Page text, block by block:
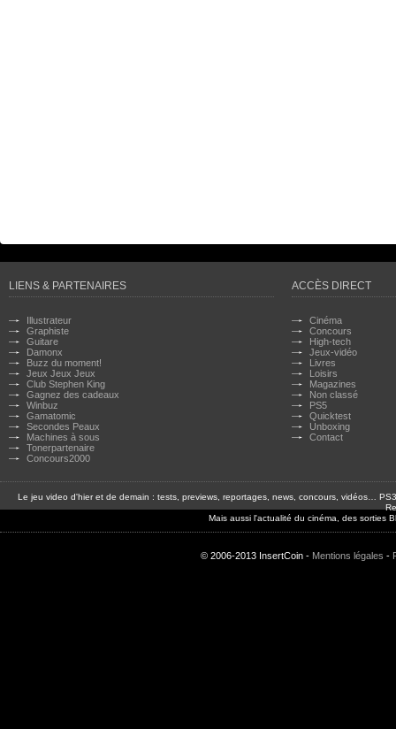
LIENS & PARTENAIRES
Illustrateur
Graphiste
Guitare
Damonx
Buzz du moment!
Jeux Jeux Jeux
Club Stephen King
Gagnez des cadeaux
Winbuz
Gamatomic
Secondes Peaux
Machines à sous
Tonerpartenaire
Concours2000
ACCÈS DIRECT
Cinéma
Concours
High-tech
Jeux-vidéo
Livres
Loisirs
Magazines
Non classé
PS5
Quicktest
Unboxing
Contact
Le jeu video d'hier et de demain : tests, previews, reportages, news, concours, vidéos…
Mais aussi l'actualité du cinéma, des sorties
© 2006-2013 InsertCoin - Mentions légales -